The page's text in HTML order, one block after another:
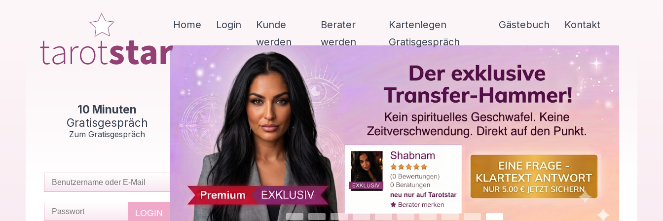
Home Login
Kunde
werden
Berater
werden
Kartenlegen
Gratisgespräch
Gästebuch Kontakt
10 Minuten
Gratisgespräch
Zum Gratisgespräch